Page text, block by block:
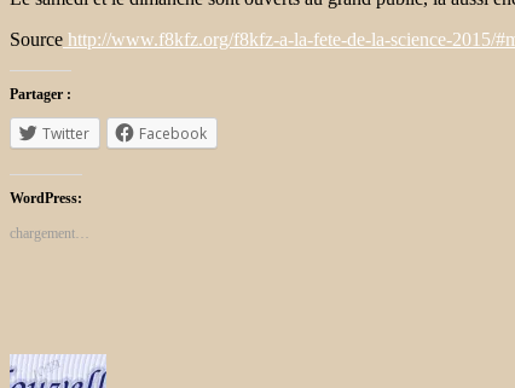
Source http://www.f8kfz.org/f8kfz-a-la-fete-de-la-science-2015/
Partager :
Twitter Facebook
WordPress:
chargement…